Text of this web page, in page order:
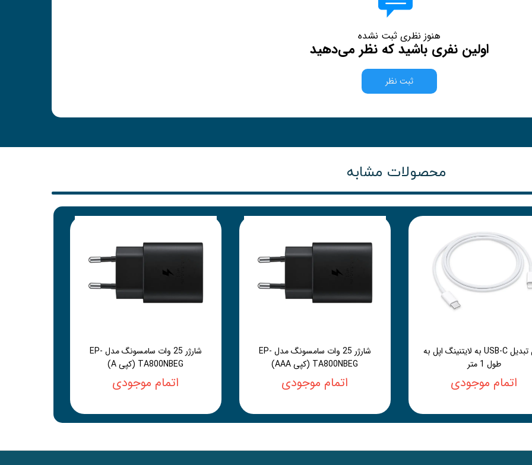
هنوز نظری ثبت نشده
اولین نفری باشید که نظر می‌دهید
ثبت نظر
محصولات مشابه
کابل تبدیل USB-C به لایتنینگ اپل به
طول 1 متر
اتمام موجودی
شارژر 25 وات سامسونگ مدل EP-
TA800NBEG (کپی AAA)
اتمام موجودی
شارژر 25 وات سامسونگ مدل EP-
TA800NBEG (کپی A)
اتمام موجودی